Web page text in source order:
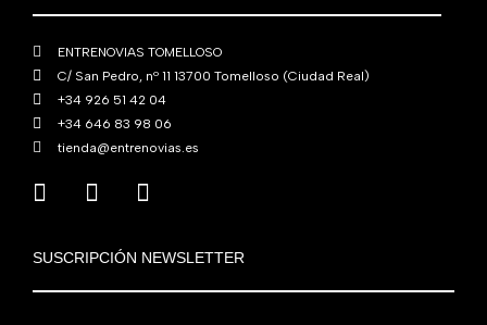
ENTRENOVIAS TOMELLOSO
C/ San Pedro, nº 11 13700 Tomelloso (Ciudad Real)
+34 926 51 42 04
+34 646 83 98 06
tienda@entrenovias.es
SUSCRIPCIÓN NEWSLETTER